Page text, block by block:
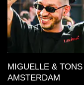
MIGUELLE &
AMSTERDAM